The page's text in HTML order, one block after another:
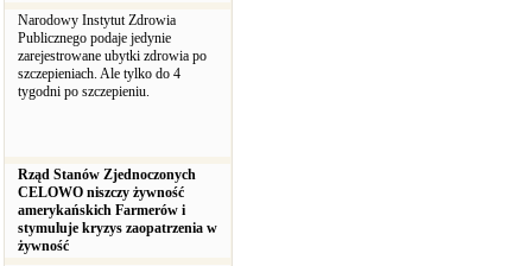
Narodowy Instytut Zdrowia
Publicznego podaje jedynie
zarejestrowane ubytki zdrowia po
szczepieniach. Ale tylko do 4
tygodni po szczepieniu.
Rząd Stanów Zjednoczonych
CELOWO niszczy żywność
amerykańskich Farmerów i
stymuluje kryzys zaopatrzenia w
żywność